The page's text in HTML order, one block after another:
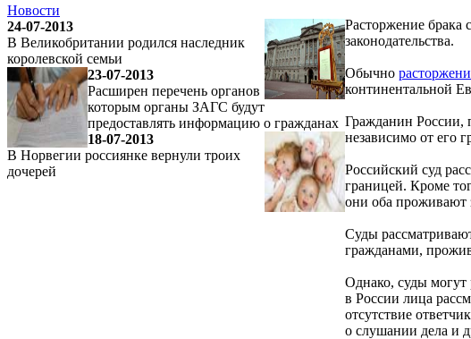
Новости
24-07-2013
В Великобритании родился наследник
королевской семьи
23-07-2013
Расширен перечень органов
которым органы ЗАГС будут
предоставлять информацию о гражданах
18-07-2013
В Норвегии россиянке вернули троих
дочерей
Расторжение брака
законодательства.
Обычно
континентальной
Гражданин России,
независимо от его
Российский суд
границей. Кроме
они оба проживают
Суды
гражданами,
Однако, суды могут
в России лица
отсутствие
о слушании дела и